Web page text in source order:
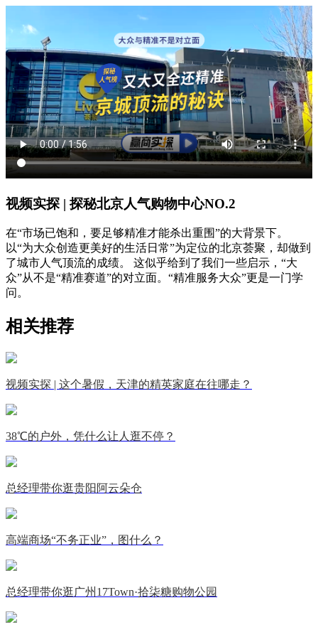
视频实探 | 探秘北京人气购物中心NO.2
在“市场已饱和，要足够精准才能杀出重围”的大背景下。
以“为大众创造更美好的生活日常”为定位的北京荟聚，却做到
了城市人气顶流的成绩。 这似乎给到了我们一些启示，“大
众”从不是“精准赛道”的对立面。“精准服务大众”更是一门学
问。
相关推荐
视频实探 | 这个暑假，天津的精英家庭在往哪走？
38℃的户外，凭什么让人逛不停？
总经理带你逛贵阳阿云朵仓
高端商场“不务正业”，图什么？
总经理带你逛广州17Town·拾柒糖购物公园